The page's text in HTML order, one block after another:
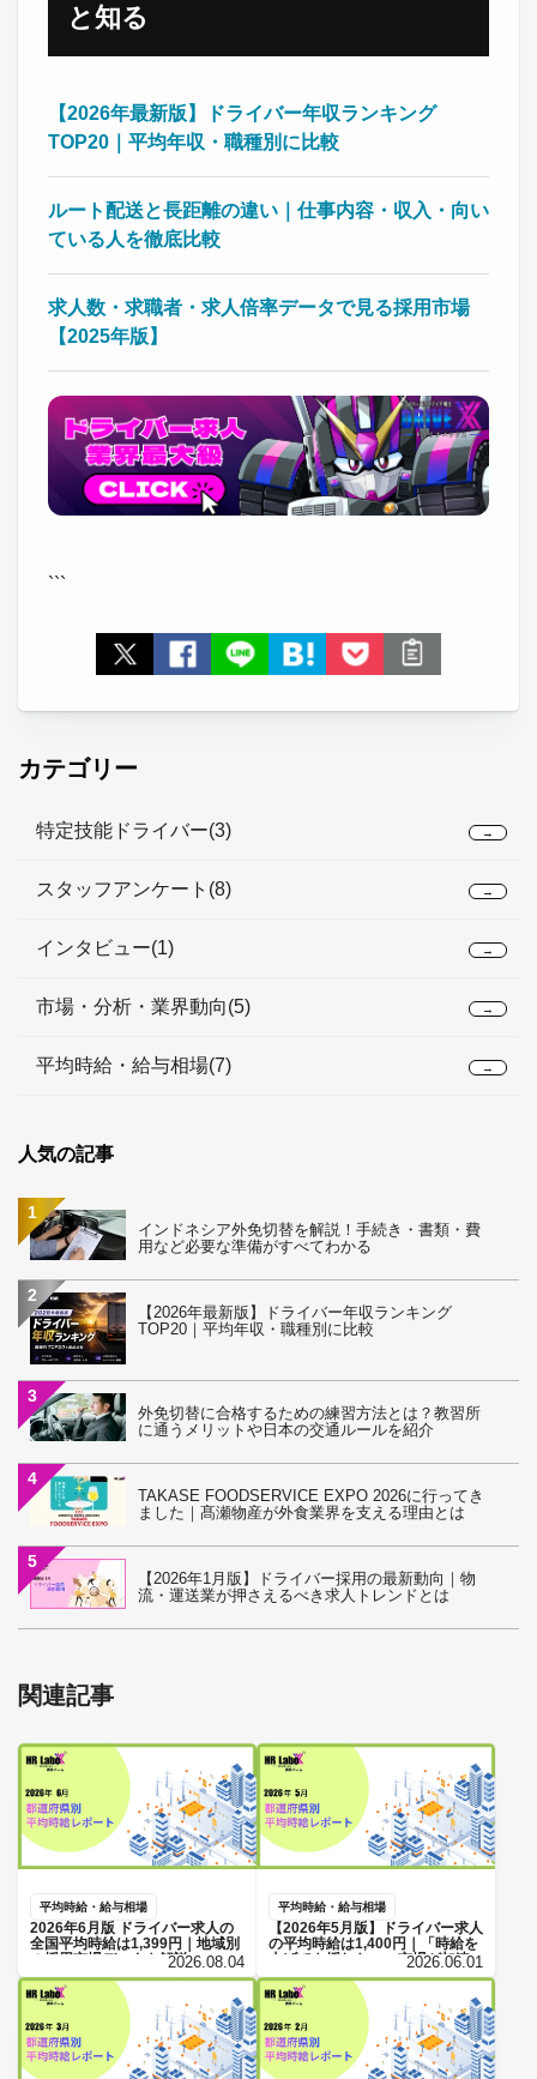
と知る
【2026年最新版】ドライバー年収ランキング
TOP20｜平均年収・職種別に比較
ルート配送と長距離の違い｜仕事内容・収入・向い
ている人を徹底比較
求人数・求職者・求人倍率データで見る採用市場
【2025年版】
```
ツイート facebookシェアLINEで送るはてなブックマーク
Pocket
カテゴリー
特定技能ドライバー(3) →
スタッフアンケート(8) →
インタビュー(1) →
市場・分析・業界動向(5) →
平均時給・給与相場(7) →
人気の記事
1
インドネシア外免切替を解説！手続き・書類・費
用など必要な準備がすべてわかる
2
【2026年最新版】ドライバー年収ランキング
TOP20｜平均年収・職種別に比較
3
外免切替に合格するための練習方法とは？教習所
に通うメリットや日本の交通ルールを紹介
4
TAKASE FOODSERVICE EXPO 2026に行ってき
ました｜髙瀬物産が外食業界を支える理由とは
5
【2026年1月版】ドライバー採用の最新動向｜物
流・運送業が押さえるべき求人トレンドとは
関連記事
平均時給・給与相場
2026年6月版 ドライバー求人の
全国平均時給は1,399円｜地域別
の採用市場データを解説2026.08.04
平均時給・給与相場
【2026年5月版】ドライバー求人
の平均時給は1,400円｜「時給を
上げても採れない」市場が加速
2026.06.01